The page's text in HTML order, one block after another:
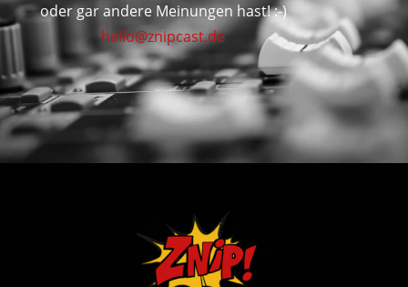
oder gar andere Meinungen hast! :-)
hello@znipcast.de